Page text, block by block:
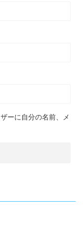
ーに自分の名前、メ